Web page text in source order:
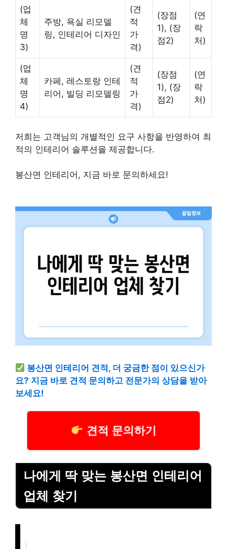
(업
체
명
3)
주방, 욕실 리모델
링, 인테리어 디자인
(견
적
가
격)
(장점
1), (장
점2)
(연
락
처)
(업
체
명
4)
카페, 레스토랑 인테
리어, 빌딩 리모델링
(견
적
가
격)
(장점
1), (장
점2)
(연
락
처)
저희는 고객님의 개별적인 요구 사항을 반영하여 최
적의 인테리어 솔루션을 제공합니다.
봉산면 인테리어, 지금 바로 문의하세요!
봉산면 인테리어 견적, 더 궁금한 점이 있으신가
요? 지금 바로 견적 문의하고 전문가의 상담을 받아
보세요!
견적 문의하기
나에게 딱 맞는 봉산면 인테리어
업체 찾기